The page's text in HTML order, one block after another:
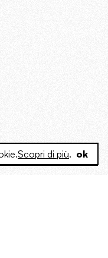
Scopri di più. ok